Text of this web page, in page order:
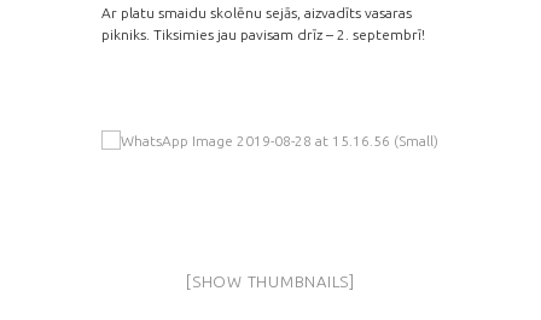
Ar platu smaidu skolēnu sejās, aizvadīts vasaras
pikniks. Tiksimies jau pavisam drīz – 2. septembrī!
[SHOW THUMBNAILS]